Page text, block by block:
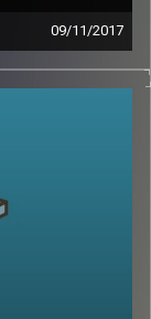
09/11/2017
לא רחוק
למקומות
פתרונות
תהיה חייבת
אנושיים
וכמה אנו